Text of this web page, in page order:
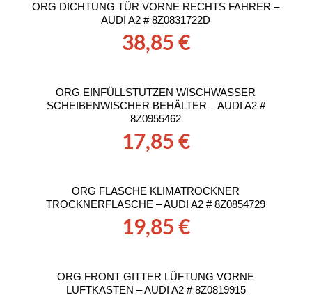
ORG DICHTUNG TÜR VORNE RECHTS FAHRER –
AUDI A2 # 8Z0831722D
38,85€
ORG EINFÜLLSTUTZEN WISCHWASSER
SCHEIBENWISCHER BEHÄLTER – AUDI A2 #
8Z0955462
17,85€
ORG FLASCHE KLIMATROCKNER
TROCKNERFLASCHE – AUDI A2 # 8Z0854729
19,85€
ORG FRONT GITTER LÜFTUNG VORNE
LUFTKASTEN – AUDI A2 # 8Z0819915